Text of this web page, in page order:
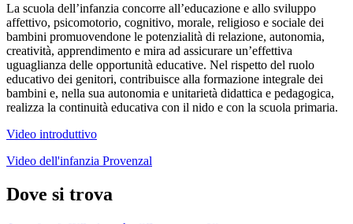
La scuola dell’infanzia concorre all’educazione e allo sviluppo
affettivo, psicomotorio, cognitivo, morale, religioso e sociale dei
bambini promuovendone le potenzialità di relazione, autonomia,
creatività, apprendimento e mira ad assicurare un’effettiva
uguaglianza delle opportunità educative. Nel rispetto del ruolo
educativo dei genitori, contribuisce alla formazione integrale dei
bambini e, nella sua autonomia e unitarietà didattica e pedagogica,
realizza la continuità educativa con il nido e con la scuola primaria.
Video introduttivo
Video dell'infanzia Provenzal
Dove si trova